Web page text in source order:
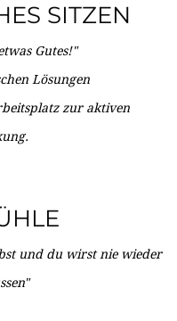
SITZEN
Gutes!"
Lösungen
zur aktiven
und du wirst nie wieder